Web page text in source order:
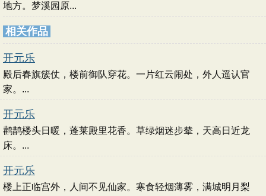
地方。梦溪园原...
相关作品
开元乐
殿后春旗簇仗，楼前御队穿花。一片红云闹处，外人遥认官
家。...
开元乐
鹳鹊楼头日暖，蓬莱殿里花香。草绿烟迷步辇，天高日近龙
床。...
开元乐
楼上正临宫外，人间不见仙家。寒食轻烟薄雾，满城明月梨